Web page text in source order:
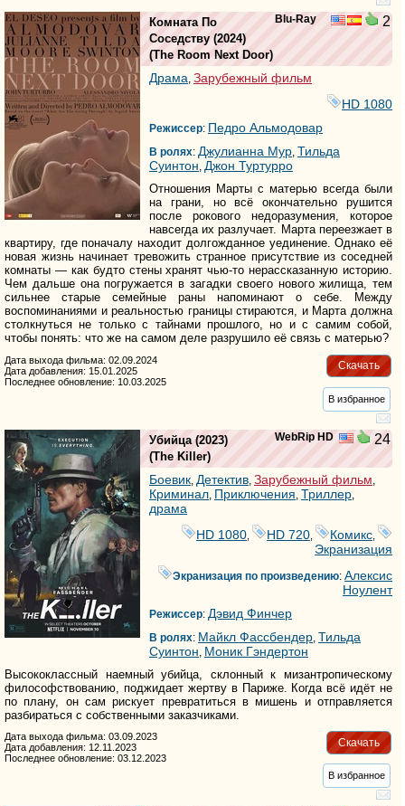
Blu-Ray 2
Комната По
Соседству (2024)
(The Room Next Door)
Драма, Зарубежный фильм
HD 1080
Режиссер: Педро Альмодовар
В ролях: Джулианна Мур, Тильда
Суинтон, Джон Туртурро
Отношения Марты с матерью всегда были
на грани, но всё окончательно рушится
после рокового недоразумения, которое
навсегда их разлучает. Марта переезжает в
квартиру, где поначалу находит долгожданное уединение. Однако её
новая жизнь начинает тревожить странное присутствие из соседней
комнаты — как будто стены хранят чью-то нерассказанную историю.
Чем дальше она погружается в загадки своего нового жилища, тем
сильнее старые семейные раны напоминают о себе. Между
воспоминаниями и реальностью границы стираются, и Марта должна
столкнуться не только с тайнами прошлого, но и с самим собой,
чтобы понять: что же на самом деле разрушило её связь с матерью?
Скачать
Дата выхода фильма: 02.09.2024
Дата добавления: 15.01.2025
Последнее обновление: 10.03.2025
В избранное
WebRip HD 24
Убийца(2023)
(The Killer)
Боевик Детектив Зарубежный фильм
Криминал Приключения Триллер
драма
HD 1080
HD 720 Комикс
Экранизация
Экранизация по произведению:Алексис
Ноулент
Режиссер: Дэвид Финчер
В ролях: Майкл Фассбендер Тильда
Суинтон Моник Гэндертон
Высококлассный наемный убийца, склонный к мизантропическому
философствованию, поджидает жертву в Париже. Когда всё идёт не
по плану, он сам рискует превратиться в мишень и отправляется
разбираться с собственными заказчиками.
Скачать
Дата выхода фильма: 03.09.2023
Дата добавления: 12.11.2023
Последнее обновление: 03.12.2023
В избранное